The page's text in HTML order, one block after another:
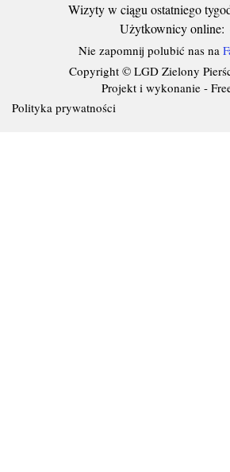
Wizyty w ciągu ostatniego
Użytkownicy online:
Nie zapomnij polubić nas na
Copyright © LGD Zielony
Projekt i wykonanie -
Polityka prywatności